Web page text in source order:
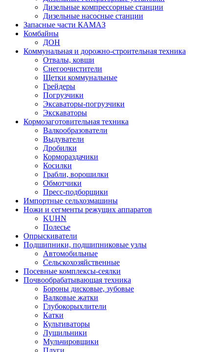
Дизельные компрессорные станции
Дизельные насосные станции
Запасные части КАМАЗ
Комбайны
ДОН
Коммунальная и дорожно-строительная техника
Отвалы, ковши
Снегоочистители
Щетки коммунальные
Грейдеры
Погрузчики
Эксаваторы-погрузчики
Экскаваторы
Кормозаготовительная техника
Валкообразователи
Выдуватели
Дробилки
Кормораздачики
Косилки
Грабли, ворошилки
Обмотчики
Пресс-подборщики
Импортные сельхозмашины
Ножи и сегменты режущих аппаратов
KUHN
Полесье
Опрыскиватели
Подшипники, подшипниковые узлы
Автомобильные
Сельскохозяйственные
Посевные комплексы-сеялки
Почвообрабатывающая техника
Бороны дисковые, зубовые
Валковые жатки
Глубокорыхлители
Катки
Культиваторы
Лущильники
Мульчировщики
Плуги